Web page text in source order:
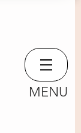
MENU